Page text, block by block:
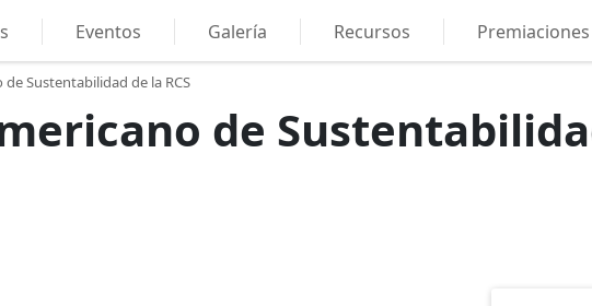
Eventos Galería Recursos Premiaciones
Sustentabilidad de la RCS
de